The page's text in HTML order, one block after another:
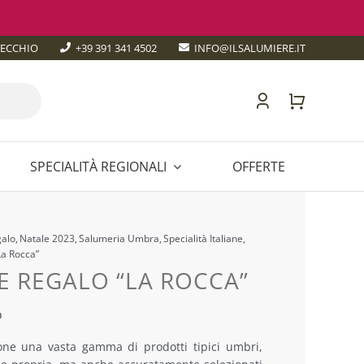
+39 391 341 4502 INFO@ILSALUMIERE.IT
SPECIALITÀ REGIONALI
UMBRIA
VENETO
OFFERTE
Natale 2023 Salumeria Umbra Specialità Italiane
Rocca”
REGALO “LA ROCCA”
una vasta gamma di prodotti tipici umbri,